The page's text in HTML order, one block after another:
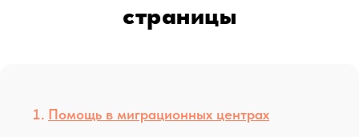
страницы
Помощь в миграционных центрах